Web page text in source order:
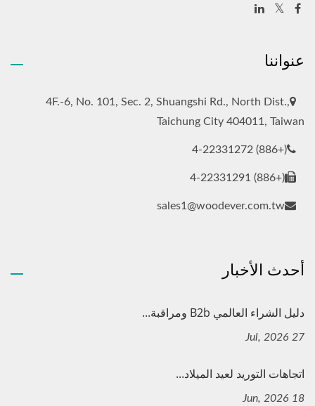
عنواننا
4F.-6, No. 101, Sec. 2, Shuangshi Rd., North Dist.,
Taichung City 404011, Taiwan
(+886) 4-22331272
(+886) 4-22331291
sales1@woodever.com.tw
أحدث الأخبار
دليل الشراء العالمي B2b ومراقبة...
27 Jul, 2026
اتجاهات التوريد لعيد الميلاد...
18 Jun, 2026